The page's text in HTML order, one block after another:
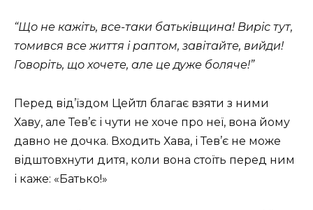
“Що не кажіть, все-таки батьківщина! Виріс тут,
томився все життя і раптом, завітайте, вийди!
Говоріть, що хочете, але це дуже боляче!”
Перед від’їздом Цейтл благає взяти з ними
Хаву, але Тев’є і чути не хоче про неї, вона йому
давно не дочка. Входить Хава, і Тев’є не може
відштовхнути дитя, коли вона стоїть перед ним
і каже: «Батько!»